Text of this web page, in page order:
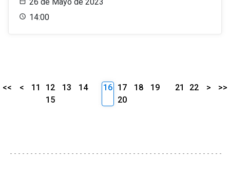
14:00
<< < 11 12 13
14
15
16 17 18
19
20
21 22 > >>